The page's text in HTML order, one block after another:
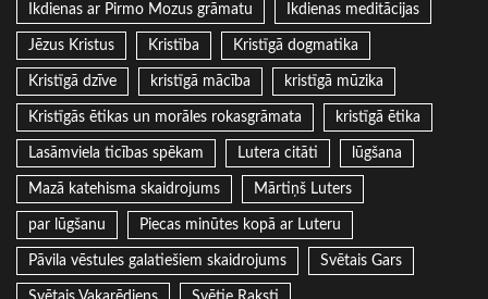
Ikdienas ar Pirmo Mozus grāmatu Ikdienas meditācijas
Jēzus Kristus Kristība Kristīgā dogmatika
Kristīgā dzīve kristīgā mācība kristīgā mūzika
Kristīgās ētikas un morāles rokasgrāmata kristīgā ētika
Lasāmviela ticības spēkam Lutera citāti lūgšana
Mazā katehisma skaidrojums Mārtiņš Luters
par lūgšanu Piecas minūtes kopā ar Luteru
Pāvila vēstules galatiešiem skaidrojums Svētais Gars